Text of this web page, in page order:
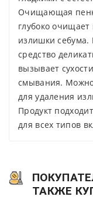
Очищающая
глубоко очищает
излишки себума.
средство
вызывает
смывания. Можно
для удаления
Продукт
для всех типов
ТАКЖЕ